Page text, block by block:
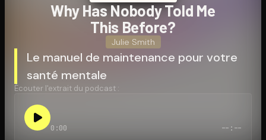
Ouvre l'app Appareil photo, pointe sur le code. C'est gratuit à
Why Has Nobody Told Me
This Before?
Julie Smith
Le manuel de maintenance pour votre
santé mentale
Écouter l'extrait du podcast :
0:00 --:--